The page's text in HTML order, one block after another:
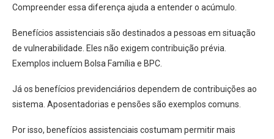
Compreender essa diferença ajuda a entender o acúmulo.
Benefícios assistenciais são destinados a pessoas em situação
de vulnerabilidade. Eles não exigem contribuição prévia.
Exemplos incluem Bolsa Família e BPC.
Já os benefícios previdenciários dependem de contribuições ao
sistema. Aposentadorias e pensões são exemplos comuns.
Por isso, benefícios assistenciais costumam permitir mais